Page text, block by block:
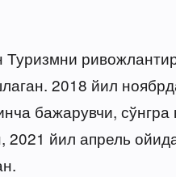
2018 йил
бажарувчи,
2021 йил апрель